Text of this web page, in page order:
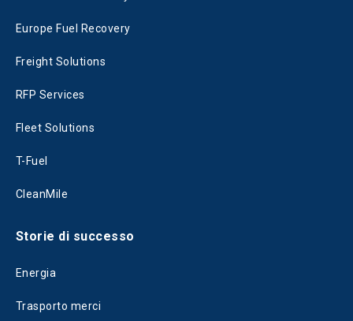
Europe Fuel Recovery
Freight Solutions
RFP Services
Fleet Solutions
T-Fuel
CleanMile
Storie di successo
Energia
Trasporto merci